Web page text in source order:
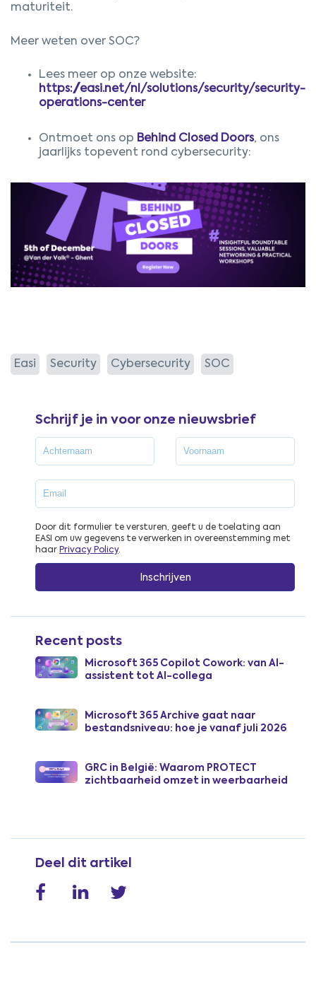
maturiteit.
Meer weten over SOC?
Lees meer op onze website:
https://easi.net/nl/solutions/security/security-
operations-center
Ontmoet ons op Behind Closed Doors, ons
jaarlijks topevent rond cybersecurity:
Easi Security Cybersecurity SOC
Schrijf je in voor onze nieuwsbrief
Door dit formulier te versturen, geeft u de toelating aan
EASI om uw gegevens te verwerken in overeenstemming met
haar Privacy Policy.
Recent posts
Microsoft 365 Copilot Cowork: van AI-
assistent tot AI-collega
Microsoft 365 Archive gaat naar
bestandsniveau: hoe je vanaf juli 2026
GRC in België: Waarom PROTECT
zichtbaarheid omzet in weerbaarheid
Deel dit artikel